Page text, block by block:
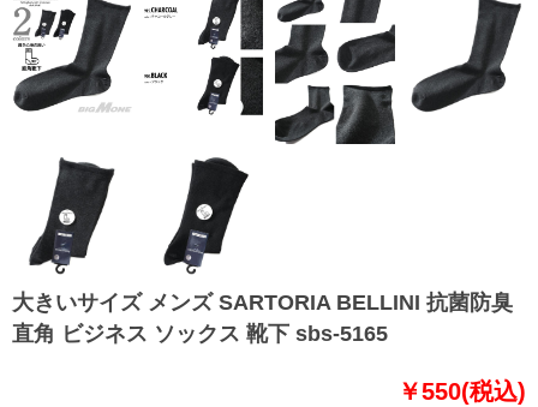
大きいサイズ メンズ SARTORIA BELLINI 抗菌防臭
直角 ビジネス ソックス 靴下 sbs-5165
￥550(税込)